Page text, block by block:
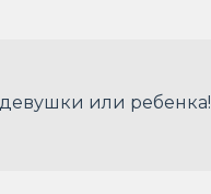
или ребенка!